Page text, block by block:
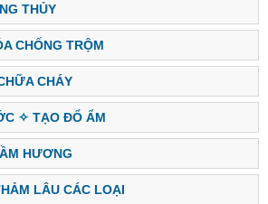
THỦY
CHỐNG TRỘM
CHÁY
✧ TẠO ĐỔ ẨM
HƯƠNG
LÂU CÁC LOẠI